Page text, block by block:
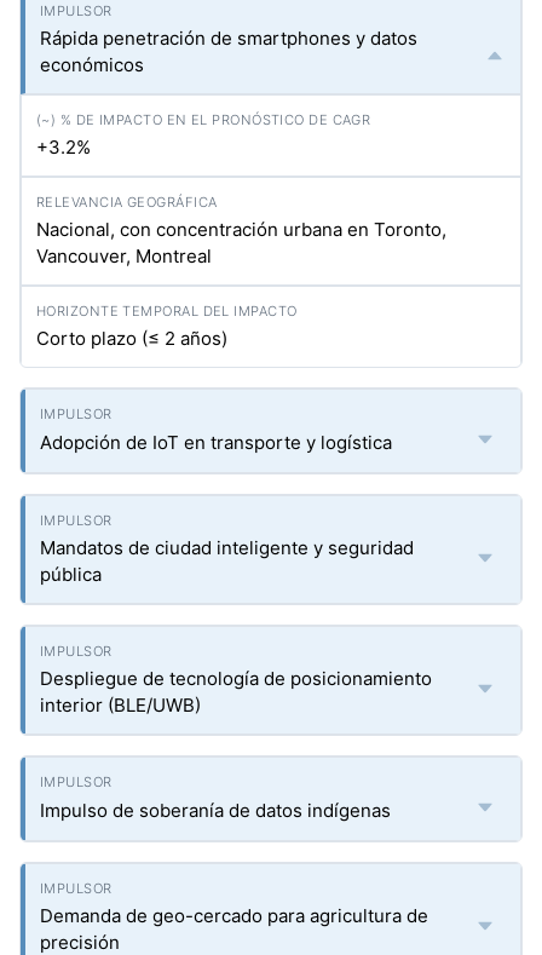
Rápida penetración de smartphones y datos
económicos
+3.2%
Nacional, con concentración urbana en Toronto,
Vancouver, Montreal
Corto plazo (≤ 2 años)
Adopción de IoT en transporte y logística
Mandatos de ciudad inteligente y seguridad
pública
Despliegue de tecnología de posicionamiento
interior (BLE/UWB)
Impulso de soberanía de datos indígenas
Demanda de geo-cercado para agricultura de
precisión